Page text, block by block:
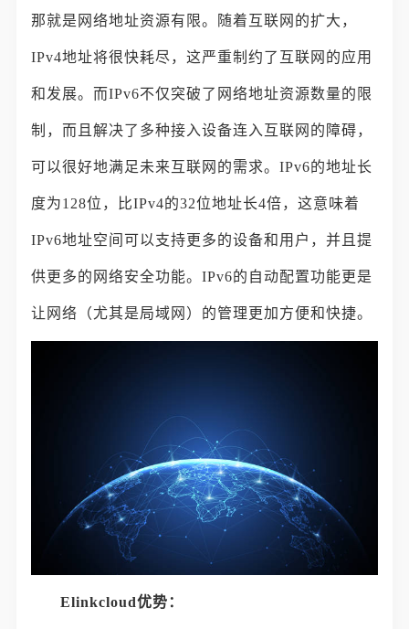
那就是网络地址资源有限。随着互联网的扩大，
IPv4地址将很快耗尽，这严重制约了互联网的应用
和发展。而IPv6不仅突破了网络地址资源数量的限
制，而且解决了多种接入设备连入互联网的障碍，
可以很好地满足未来互联网的需求。IPv6的地址长
度为128位，比IPv4的32位地址长4倍，这意味着
IPv6地址空间可以支持更多的设备和用户，并且提
供更多的网络安全功能。IPv6的自动配置功能更是
让网络（尤其是局域网）的管理更加方便和快捷。
Elinkcloud优势：